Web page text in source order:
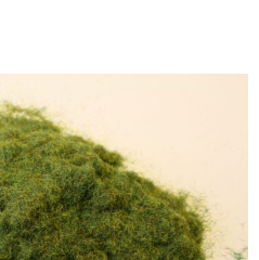
Min bruker
Om oss